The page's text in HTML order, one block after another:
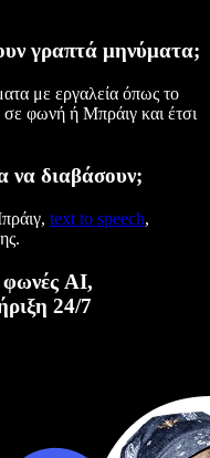
γραπτά μηνύματα;
με εργαλεία όπως το
φωνή ή Μπράιγ και έτσι
να διαβάσουν;
text to speech,
φωνές AI,
24/7